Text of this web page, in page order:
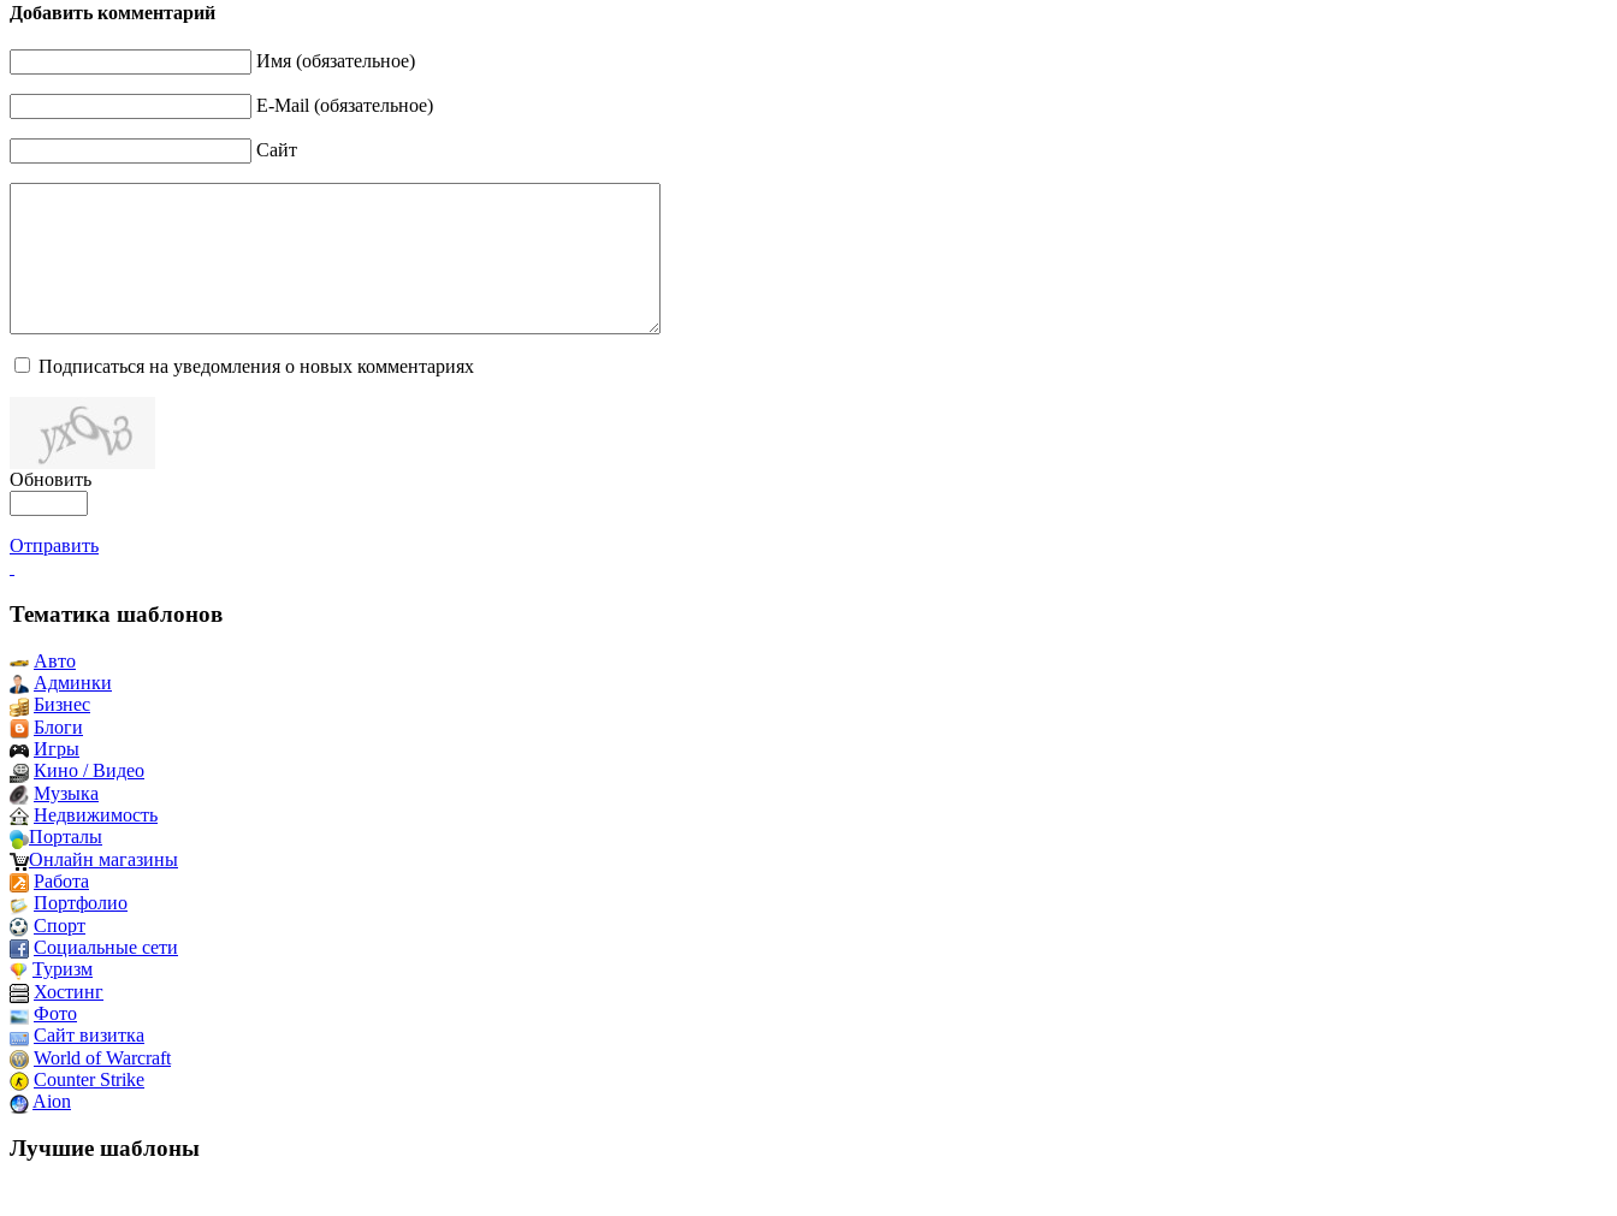
Добавить комментарий
Имя (обязательное)
E-Mail (обязательное)
Сайт
Подписаться на уведомления о новых комментариях
Обновить
Отправить
Тематика шаблонов
Авто
Админки
Бизнес
Блоги
Игры
Кино / Видео
Музыка
Недвижимость
Порталы
Онлайн магазины
Работа
Портфолио
Спорт
Социальные сети
Туризм
Хостинг
Фото
Сайт визитка
World of Warcraft
Counter Strike
Aion
Лучшие шаблоны